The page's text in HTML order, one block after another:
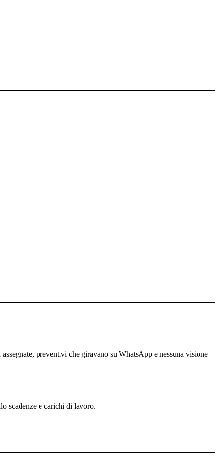
preventivi che giravano su WhatsApp e nessuna visione
scadenze e carichi di lavoro.